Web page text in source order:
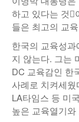
하고 있다는 것󰡑
들은 최고의 교
한국의 교육성
지 않는다. 그는
DC 교육감인 한
사례로 치켜세
LA타임스 등 미
높은 교육열기